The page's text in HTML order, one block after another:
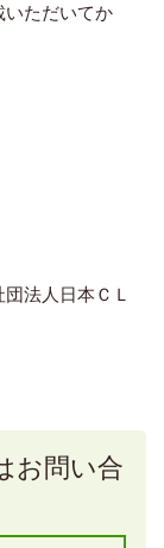
いただいてか
法人日本ＣＬ
お問い合